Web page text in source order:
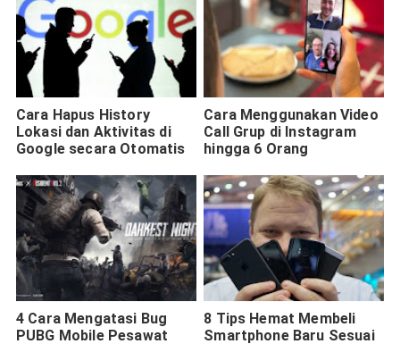
Cara Hapus History
Lokasi dan Aktivitas di
Google secara Otomatis
Cara Menggunakan Video
Call Grup di Instagram
hingga 6 Orang
4 Cara Mengatasi Bug
PUBG Mobile Pesawat
8 Tips Hemat Membeli
Smartphone Baru Sesuai